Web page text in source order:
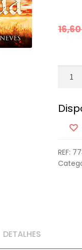
Cerco
REF:
DETALHES